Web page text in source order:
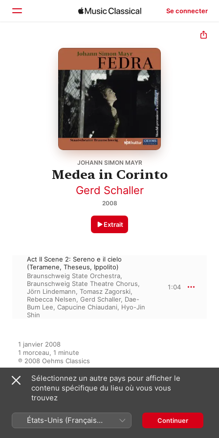
Se connecter
Accueil
Parcourir
Rechercher
JOHANN SIMON MAYR
Medea in Corinto
Gerd Schaller
2008
Extrait
Act II Scene 2: Sereno e il cielo
(Teramene, Theseus, Ippolito)
Braunschweig State Orchestra,
Braunschweig State Theatre Chorus,
Jörn Lindemann, Tomasz Zagorski,
Rebecca Nelsen, Gerd Schaller, Dae-
Bum Lee, Capucine Chiaudani, Hyo-Jin
Shin
1:04
1 janvier 2008
1 morceau, 1 minute
℗ 2008 Oehms Classics
Sur l’album
Sélectionnez un autre pays pour afficher le
contenu spécifique du lieu où vous vous
trouvez
États-Unis (Français
France)
Continuer